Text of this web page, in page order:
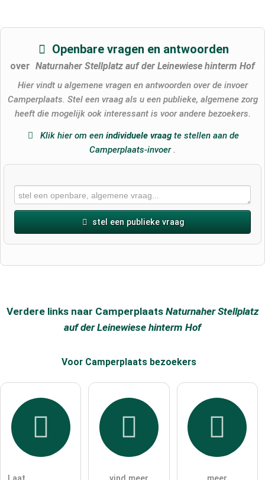
Openbare vragen en antwoorden
over Naturnaher Stellplatz auf der Leinewiese hinterm Hof
Hier vindt u algemene vragen en antwoorden over de invoer
Camperplaats. Stel een vraag als u een publieke, algemene zorg
heeft die mogelijk ook interessant is voor andere bezoekers.
Klik hier om een ​​individuele vraagte stellen aan de
Camperplaats-invoer.
stel een publieke vraag
Ik accepteer hierbij dealgemene voorwaarden.
Ik heb de gegevensbeschermingsverklaring gelezen.
stel een publieke vraag
Verdere links naar Camperplaats Naturnaher Stellplatz
auf der Leinewiese hinterm Hof
Voor Camperplaats bezoekers